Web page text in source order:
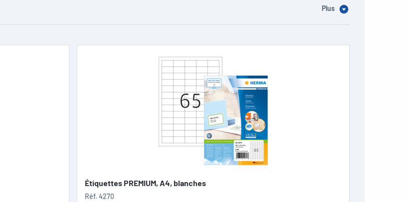
Plus
Étiquettes PREMIUM, A4, blanches
Réf. 4270